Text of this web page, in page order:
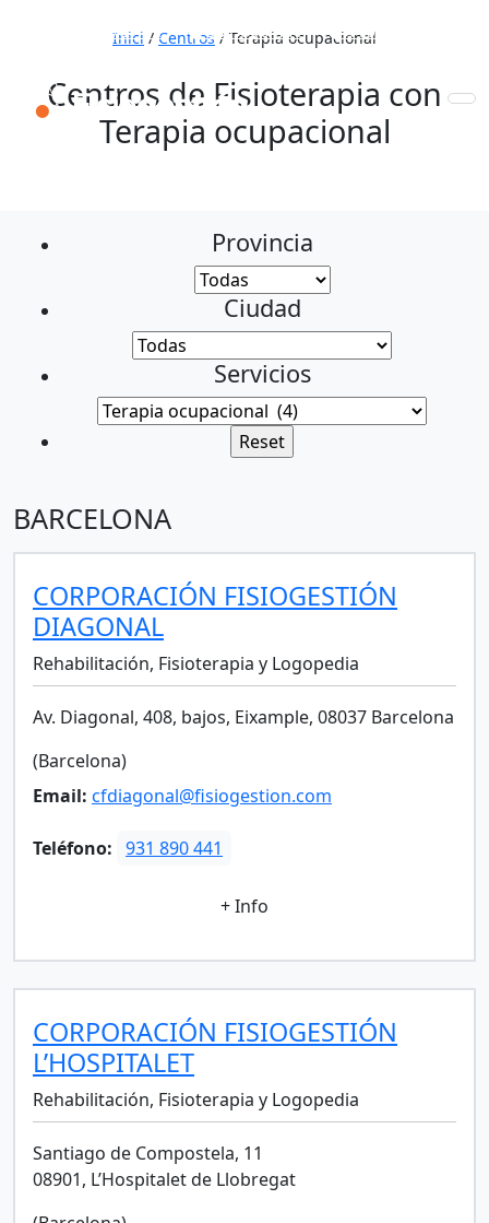
653 772 111 931 890 441 910 820 032
Inici / Centros / Terapia ocupacional
Centros de Fisioterapia con
Terapia ocupacional
Provincia
Ciudad
Servicios
BARCELONA
CORPORACIÓN FISIOGESTIÓN
DIAGONAL
Rehabilitación, Fisioterapia y Logopedia
Av. Diagonal, 408, bajos, Eixample, 08037 Barcelona
(Barcelona)
Email: cfdiagonal@fisiogestion.com
Teléfono: 931 890 441
+ Info
CORPORACIÓN FISIOGESTIÓN
L’HOSPITALET
Rehabilitación, Fisioterapia y Logopedia
Santiago de Compostela, 11
08901, L’Hospitalet de Llobregat